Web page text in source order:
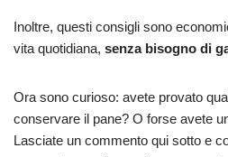
Inoltre, questi consigli sono
vita quotidiana, senza bisogno di
Ora sono curioso: avete provato
conservare il pane? O forse avete
Lasciate un commento qui sotto e